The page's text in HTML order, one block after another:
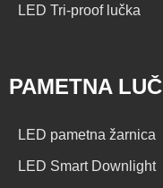
LED Tri-proof lučka
PAMETNA LUČ
LED pametna žarnica
LED Smart Downlight